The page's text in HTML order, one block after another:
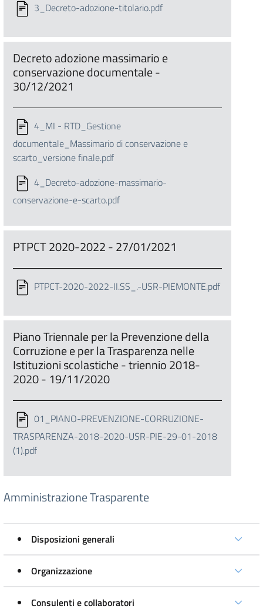
3_Decreto-adozione-titolario.pdf
Decreto adozione massimario e
conservazione documentale -
30/12/2021
4_MI - RTD_Gestione
documentale_Massimario di conservazione e
scarto_versione finale.pdf
4_Decreto-adozione-massimario-
conservazione-e-scarto.pdf
PTPCT 2020-2022 - 27/01/2021
PTPCT-2020-2022-II.SS_.-USR-PIEMONTE.pdf
Piano Triennale per la Prevenzione della
Corruzione e per la Trasparenza nelle
Istituzioni scolastiche - triennio 2018-
2020 - 19/11/2020
01_PIANO-PREVENZIONE-CORRUZIONE-
TRASPARENZA-2018-2020-USR-PIE-29-01-2018
(1).pdf
Amministrazione Trasparente
Disposizioni generali
Organizzazione
Consulenti e collaboratori